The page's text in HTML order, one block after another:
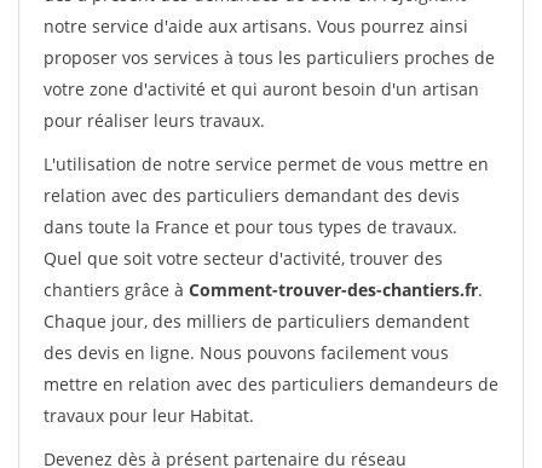
notre service d'aide aux artisans. Vous pourrez ainsi
proposer vos services à tous les particuliers proches de
votre zone d'activité et qui auront besoin d'un artisan
pour réaliser leurs travaux.
L'utilisation de notre service permet de vous mettre en
relation avec des particuliers demandant des devis
dans toute la France et pour tous types de travaux.
Quel que soit votre secteur d'activité, trouver des
chantiers grâce à Comment-trouver-des-chantiers.fr.
Chaque jour, des milliers de particuliers demandent
des devis en ligne. Nous pouvons facilement vous
mettre en relation avec des particuliers demandeurs de
travaux pour leur Habitat.
Devenez dès à présent partenaire du réseau